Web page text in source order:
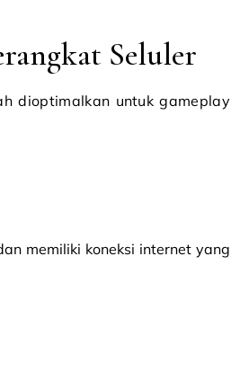
Seluler
dioptimalkan untuk gameplay
memiliki koneksi internet yang